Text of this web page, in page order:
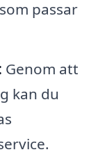
passar
Genom att
kan du